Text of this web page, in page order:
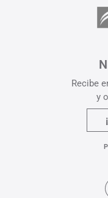
Recibe
y